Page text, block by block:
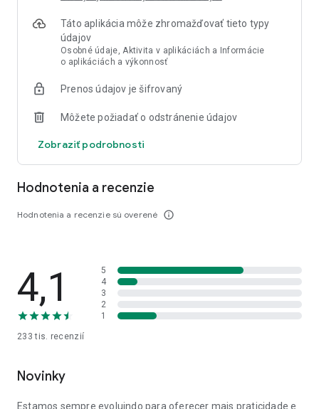
Táto aplikácia môže zhromažďovať tieto typy
údajov
Osobné údaje, Aktivita v aplikáciách a Informácie
o aplikáciách a výkonnosť
Prenos údajov je šifrovaný
Môžete požiadať o odstránenie údajov
Zobraziť podrobnosti
Hodnotenia a recenzie
Hodnotenia a recenzie sú overené info_outline
4,1
233 tis. recenzií
5
4
3
2
1
Novinky
Estamos sempre evoluindo para oferecer mais praticidade e